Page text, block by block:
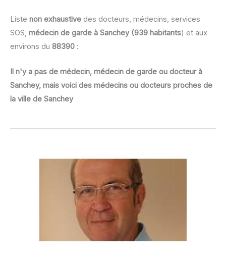
Liste non exhaustive des docteurs, médecins, services
SOS, médecin de garde à Sanchey (939 habitants) et aux
environs du 88390 :
Il n'y a pas de médecin, médecin de garde ou docteur à
Sanchey, mais voici des médecins ou docteurs proches de
la ville de Sanchey